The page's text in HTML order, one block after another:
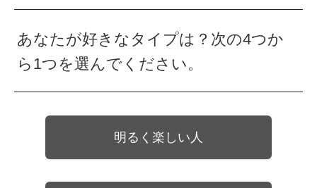
あなたが好きなタイプは？次の4つか
ら1つを選んでください。
明るく楽しい人